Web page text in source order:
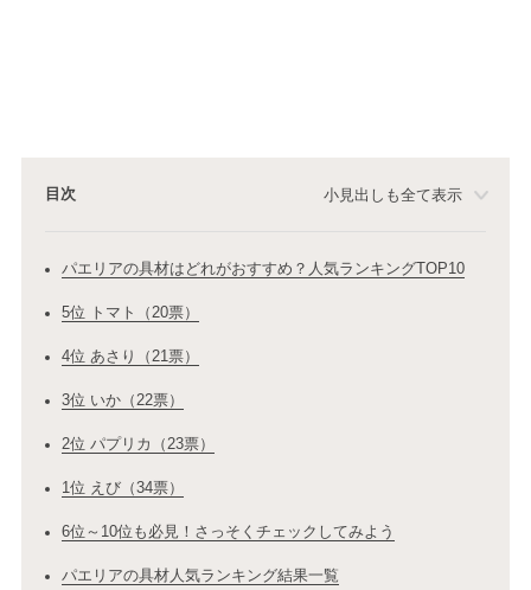
目次 小見出しも全て表示
パエリアの具材はどれがおすすめ？人気ランキングTOP10
5位 トマト（20票）
4位 あさり（21票）
3位 いか（22票）
2位 パプリカ（23票）
1位 えび（34票）
6位～10位も必見！さっそくチェックしてみよう
パエリアの具材人気ランキング結果一覧